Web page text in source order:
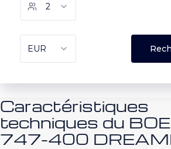
Caractéristiques
techniques du
747-400